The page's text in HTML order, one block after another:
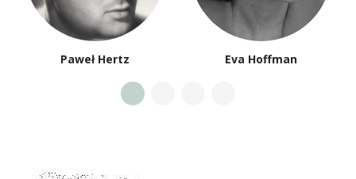
Paweł Hertz Eva Hoffman